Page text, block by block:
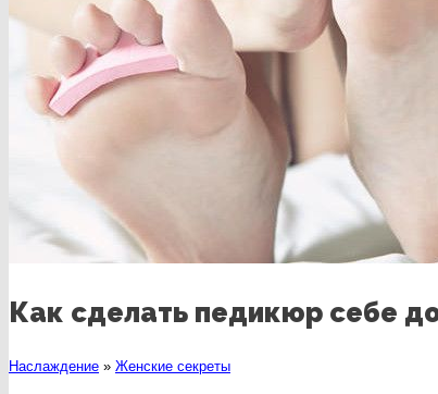
Как сделать педикюр себе
Наслаждение » Женские секреты